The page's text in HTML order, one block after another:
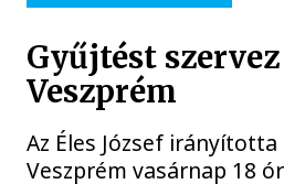
Gyűjtést
Veszprém
Az Éles József irányította
Veszprém vasárnap 18